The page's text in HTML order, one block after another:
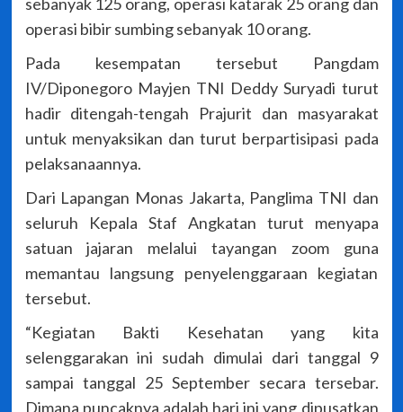
operasi bibir sumbing sebanyak 10 orang.
Pada kesempatan tersebut Pangdam
IV/Diponegoro Mayjen TNI Deddy Suryadi turut
hadir ditengah-tengah Prajurit dan masyarakat
untuk menyaksikan dan turut berpartisipasi pada
pelaksanaannya.
Dari Lapangan Monas Jakarta, Panglima TNI dan
seluruh Kepala Staf Angkatan turut menyapa
satuan jajaran melalui tayangan zoom guna
memantau langsung penyelenggaraan kegiatan
tersebut.
“Kegiatan Bakti Kesehatan yang kita
selenggarakan ini sudah dimulai dari tanggal 9
sampai tanggal 25 September secara tersebar.
Dimana puncaknya adalah hari ini yang dipusatkan